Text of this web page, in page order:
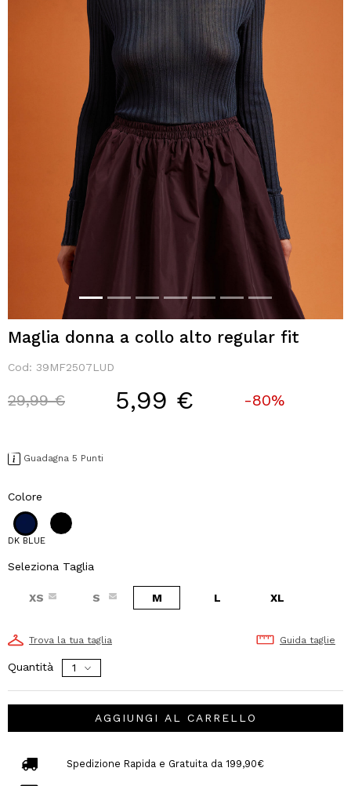
Maglia donna a collo alto regular fit
Cod: 39MF2507LUD
Price reduced from
29,99 €to 5,99 € -80%
Guadagna 5 Punti
Colore
DK BLUE
Seleziona Taglia
XS S M L XL
Trova la tua taglia Guida taglie
Quantità
AGGIUNGI AL CARRELLO
Spedizione Rapida e Gratuita da 199,90€